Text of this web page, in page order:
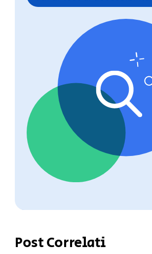
Post Correlati